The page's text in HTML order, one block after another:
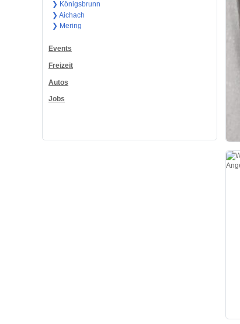
❯ Königsbrunn
❯ Aichach
❯ Mering
Events
Freizeit
Autos
Jobs